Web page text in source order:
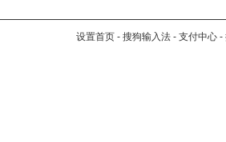
设置首页 - 搜狗输入法 - 支付中心 -